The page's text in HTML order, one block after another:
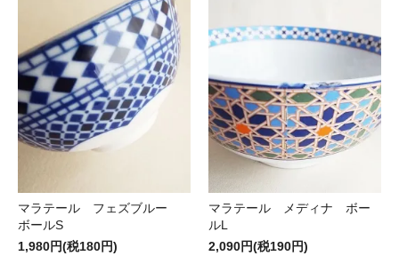
マラテール フェズブルー
ボールS
1,980円(税180円)
マラテール メディナ ボー
ルL
2,090円(税190円)